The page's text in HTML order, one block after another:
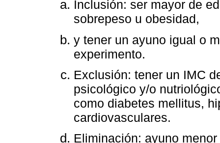
Inclusión: ser mayor de
sobrepeso u obesidad,
y tener un ayuno igual o
experimento.
Exclusión: tener un IMC
psicológico y/o
como diabetes mellitus,
cardiovasculares.
Eliminación: ayuno